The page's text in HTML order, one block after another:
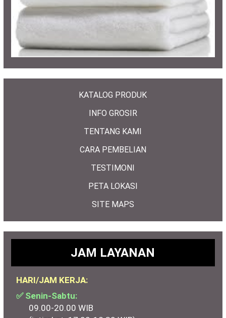
KATALOG PRODUK
INFO GROSIR
TENTANG KAMI
CARA PEMBELIAN
TESTIMONI
PETA LOKASI
SITE MAPS
JAM LAYANAN
HARI/JAM KERJA:
✅ Senin-Sabtu:
09.00-20.00 WIB